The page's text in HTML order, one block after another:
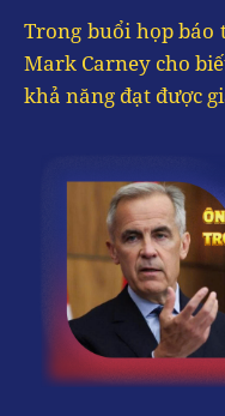
Trong buổi họp báo
Mark Carney cho
khả năng đạt được